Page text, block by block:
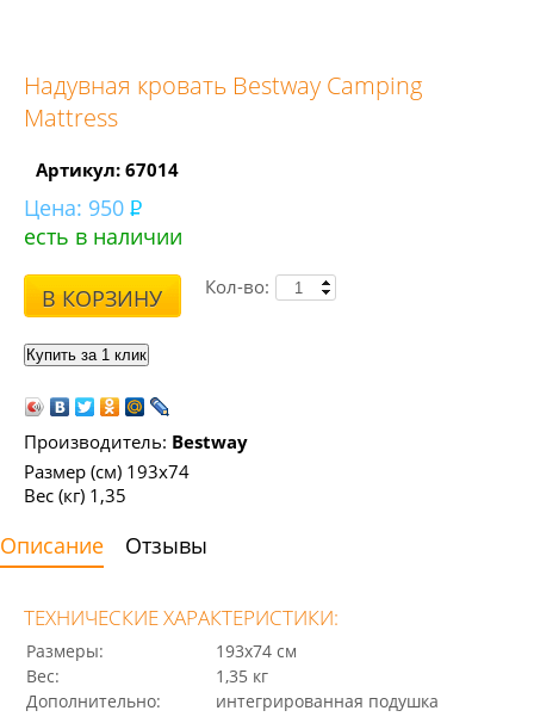
Надувная кровать Bestway Camping
Mattress
Артикул: 67014
Цена: 950
есть в наличии
В КОРЗИНУ Кол-во:
Производитель: Bestway
Размер (см) 193х74
Вес (кг) 1,35
Описание Отзывы
ТЕХНИЧЕСКИЕ ХАРАКТЕРИСТИКИ:
Размеры:
193х74 см
Вес:
1,35 кг
Дополнительно:
интегрированная подушка